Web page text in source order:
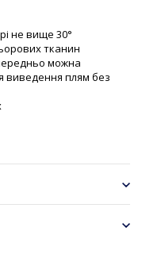
не вище 30°
тканин
можна
виведення плям без